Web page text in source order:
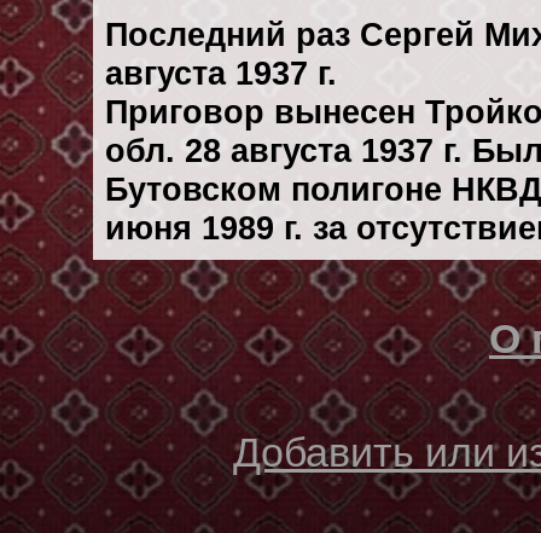
Последний раз Сергей
августа 1937 г.
Приговор вынесен
обл. 28 августа 1937 г.
Бутовском полигоне
июня 1989 г. за
О
Добавить или